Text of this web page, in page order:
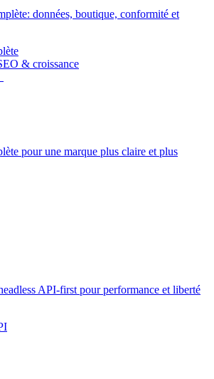
données, boutique, conformité et
& croissance
pour une marque plus claire et plus
API-first pour performance et liberté